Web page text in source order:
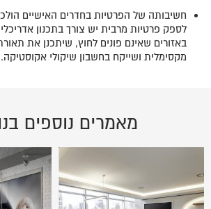
חשיבותה של הפרטיות בחדרים האישיים
לספק פרטיות מרבית יש צורך בתכנון
באזורים שאינם פונים לחוץ, שיתכנן את
מקסימלית ושייקח בחשבון שיקולי אקוסטיקה.
מאמרים נוספים